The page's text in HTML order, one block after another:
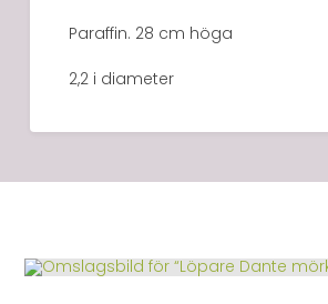
Paraffin. 28 cm höga
2,2 i diameter
LÄGG I VARUKORG